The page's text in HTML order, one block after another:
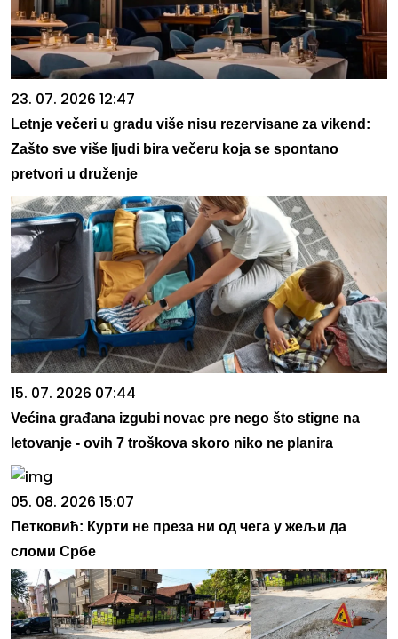
23. 07. 2026 12:47
Letnje večeri u gradu više nisu rezervisane za vikend:
Zašto sve više ljudi bira večeru koja se spontano
pretvori u druženje
15. 07. 2026 07:44
Većina građana izgubi novac pre nego što stigne na
letovanje - ovih 7 troškova skoro niko ne planira
05. 08. 2026 15:07
Петковић: Курти не преза ни од чега у жељи да
сломи Србе